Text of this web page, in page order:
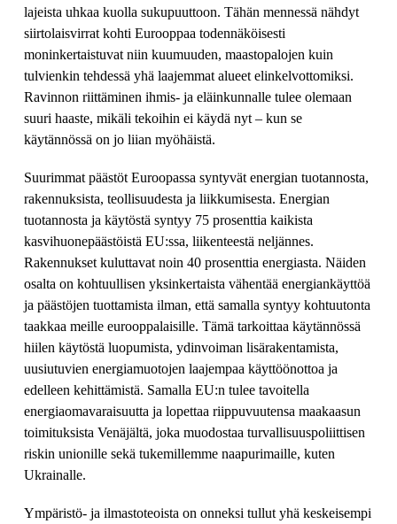
lajeista uhkaa kuolla sukupuuttoon. Tähän mennessä nähdyt
siirtolaisvirrat kohti Eurooppaa todennäköisesti
moninkertaistuvat niin kuumuuden, maastopalojen kuin
tulvienkin tehdessä yhä laajemmat alueet elinkelvottomiksi.
Ravinnon riittäminen ihmis- ja eläinkunnalle tulee olemaan
suuri haaste, mikäli tekoihin ei käydä nyt – kun se
käytännössä on jo liian myöhäistä.
Suurimmat päästöt Euroopassa syntyvät energian tuotannosta,
rakennuksista, teollisuudesta ja liikkumisesta. Energian
tuotannosta ja käytöstä syntyy 75 prosenttia kaikista
kasvihuonepäästöistä EU:ssa, liikenteestä neljännes.
Rakennukset kuluttavat noin 40 prosenttia energiasta. Näiden
osalta on kohtuullisen yksinkertaista vähentää energiankäyttöä
ja päästöjen tuottamista ilman, että samalla syntyy kohtuutonta
taakkaa meille eurooppalaisille. Tämä tarkoittaa käytännössä
hiilen käytöstä luopumista, ydinvoiman lisärakentamista,
uusiutuvien energiamuotojen laajempaa käyttöönottoa ja
edelleen kehittämistä. Samalla EU:n tulee tavoitella
energiaomavaraisuutta ja lopettaa riippuvuutensa maakaasun
toimituksista Venäjältä, joka muodostaa turvallisuuspoliittisen
riskin unionille sekä tukemillemme naapurimaille, kuten
Ukrainalle.
Ympäristö- ja ilmastoteoista on onneksi tullut yhä keskeisempi